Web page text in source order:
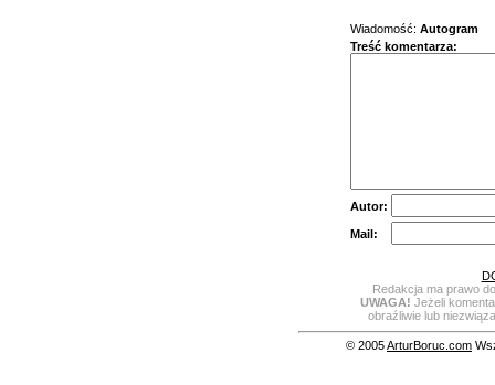
Wiadomość: Autogram
Treść komentarza:
Autor:
Mail:
Redakcja ma prawo
UWAGA! Jeżeli
obraźliwie lub
© 2005ArturBoruc.com